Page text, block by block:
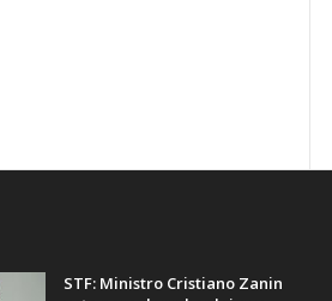
STF: Ministro Cristiano Zanin